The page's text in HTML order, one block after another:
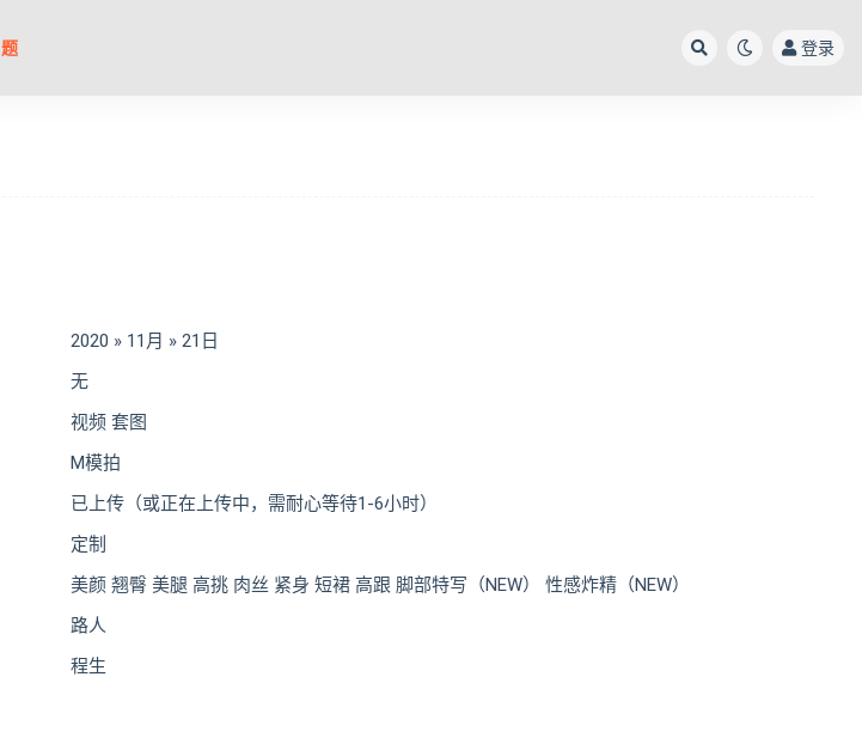
登录
2020 » 11月 » 21日
无
视频 套图
M模拍
已上传（或正在上传中，需耐心等待1-6小时）
定制
美颜 翘臀 美腿 高挑 肉丝 紧身 短裙 高跟 脚部特写（NEW） 性感炸精（NEW）
路人
程生